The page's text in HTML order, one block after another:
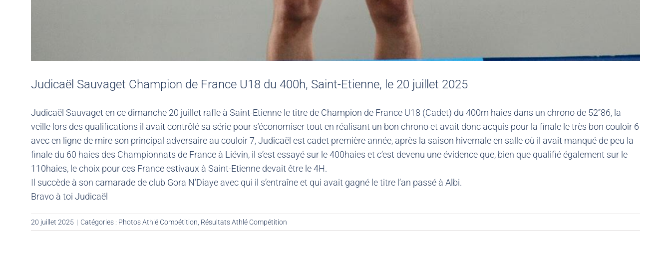
Judicaël Sauvaget Champion de France U18 du 400h, Saint-Etienne, le 20 juillet 2025
Judicaël Sauvaget en ce dimanche 20 juillet rafle à Saint-Etienne le titre de Champion de France U18 (Cadet) du 400m haies dans un chrono de 52’’86, la
veille lors des qualifications il avait contrôlé sa série pour s’économiser tout en réalisant un bon chrono et avait donc acquis pour la finale le très bon couloir 6
avec en ligne de mire son principal adversaire au couloir 7, Judicaël est cadet première année, après la saison hivernale en salle où il avait manqué de peu la
finale du 60 haies des Championnats de France à Liévin, il s’est essayé sur le 400haies et c’est devenu une évidence que, bien que qualifié également sur le
110haies, le choix pour ces France estivaux à Saint-Etienne devait être le 4H.
Il succède à son camarade de club Gora N’Diaye avec qui il s’entraîne et qui avait gagné le titre l’an passé à Albi.
Bravo à toi Judicaël
20 juillet 2025 | Catégories : Photos Athlé Compétition, Résultats Athlé Compétition